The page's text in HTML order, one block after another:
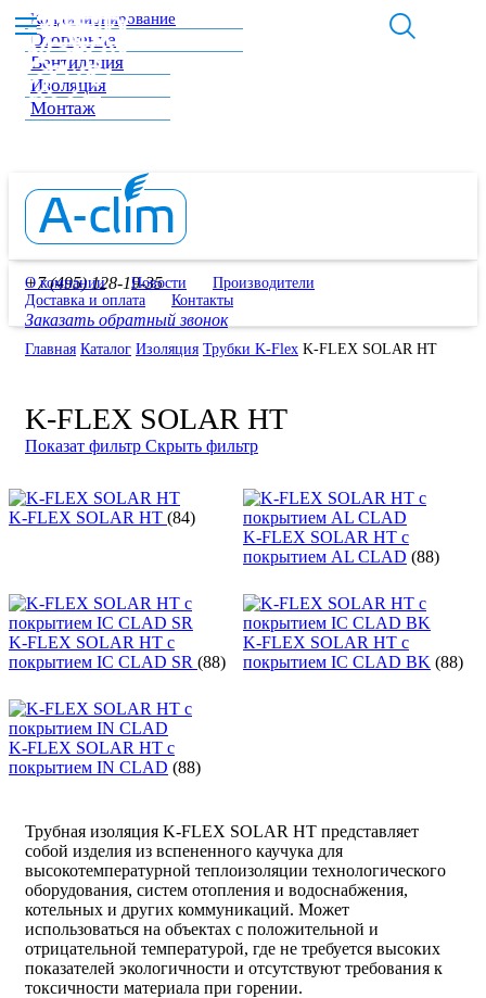
Кондиционирование
Отопление
Вентиляция
Изоляция
Монтаж
+7 (495) 128-19-35
Заказать обратный звонок
О компании Новости
Производители
Доставка и оплата
Контакты
Главная Каталог Изоляция Трубки K-Flex K-FLEX SOLAR HT
K-FLEX SOLAR HT
Показат фильтр Скрыть фильтр
K-FLEX SOLAR HT (84)
K-FLEX SOLAR HT с
покрытием AL CLAD (88)
K-FLEX SOLAR HT с
покрытием IC CLAD SR (88)
K-FLEX SOLAR HT с
покрытием IC CLAD BK (88)
K-FLEX SOLAR HT с
покрытием IN CLAD (88)
Трубная изоляция K-FLEX SOLAR HT представляет
собой изделия из вспененного каучука для
высокотемпературной теплоизоляции технологического
оборудования, систем отопления и водоснабжения,
котельных и других коммуникаций. Может
использоваться на объектах с положительной и
отрицательной температурой, где не требуется высоких
показателей экологичности и отсутствуют требования к
токсичности материала при горении.